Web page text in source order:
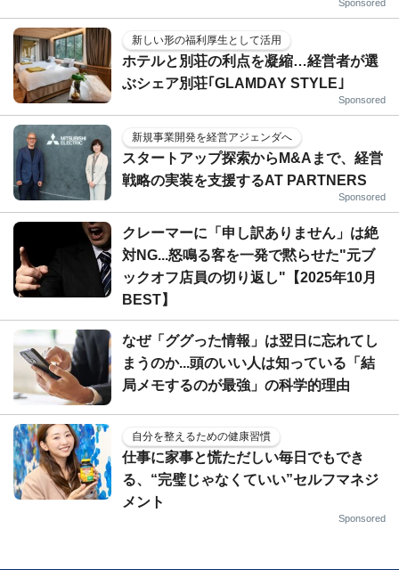
Sponsored
新しい形の福利厚生として活用
ホテルと別荘の利点を凝縮…経営者が選
ぶシェア別荘｢GLAMDAY STYLE｣
Sponsored
新規事業開発を経営アジェンダへ
スタートアップ探索からM&Aまで、経営
戦略の実装を支援するAT PARTNERS
Sponsored
クレーマーに「申し訳ありません」は絶
対NG...怒鳴る客を一発で黙らせた"元ブ
ックオフ店員の切り返し"【2025年10月
BEST】
なぜ「ググった情報」は翌日に忘れてし
まうのか...頭のいい人は知っている「結
局メモするのが最強」の科学的理由
自分を整えるための健康習慣
仕事に家事と慌ただしい毎日でもでき
る、“完璧じゃなくていい”セルフマネジ
メント
Sponsored